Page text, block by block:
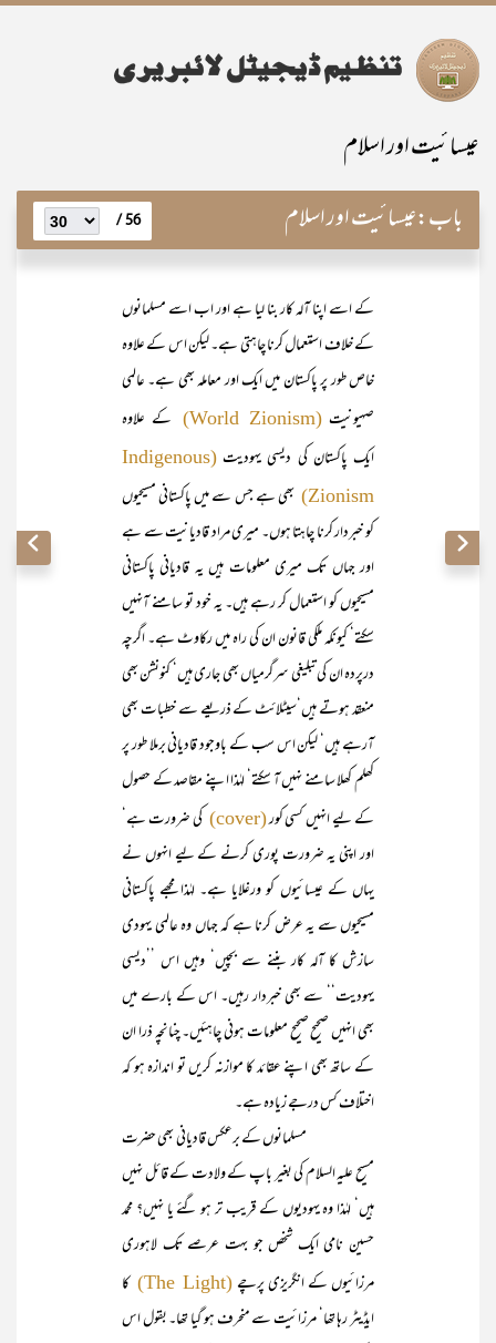
عیسائیت اور اسلام
باب:عیسائیت اور اسلام 56 /
کے اسے اپنا آلہ کار بنا لیا ہے اور اب اسے مسلمانوں
کے خلاف استعمال کرنا چاہتی ہے۔ لیکن اس کے علاوہ
خاص طور پر پاکستان میں ایک اور معاملہ بھی ہے۔ عالمی
صہیونیت (World Zionism)
کے علاوہ
ایک پاکستان کی دیسی یہودیت (Indigenous
Zionism)
بھی ہے جس سے میں پاکستانی مسیحیوں
کو خبردار کرنا چاہتا ہوں۔ میری مراد قادیانیت سے ہے
اور جہاں تک میری معلومات ہیں یہ قادیانی پاکستانی
مسیحیوں کو استعمال کر رہے ہیں۔ یہ خود تو سامنے آنہیں
سکتے‘ کیونکہ ملکی قانون ان کی راہ میں رکاوٹ ہے۔ اگرچہ
درپردہ ان کی تبلیغی سرگرمیاں بھی جاری ہیں‘ کنونشن بھی
منعقد ہوتے ہیں‘سیٹلائٹ کے ذریعے سے خطبات بھی
آرہے ہیں‘ لیکن اس سب کے باوجود قادیانی برملا طور پر
کھلم کھلا سامنے نہیں آ سکتے‘ لہٰذا اپنے مقاصد کے حصول
کے لیے انہیں کسی کور(cover)
کی ضرورت ہے‘
اور اپنی یہ ضرورت پوری کرنے کے لیے انہوں نے
یہاں کے عیسائیوں کو ورغلایا ہے۔ لہٰذا مجھے پاکستانی
مسیحیوں سے یہ عرض کرنا ہے کہ جہاں وہ عالمی یہودی
سازش کا آلہ کار بننے سے بچیں‘ وہیں اس ’’دیسی
یہودیت‘‘ سے بھی خبردار رہیں۔ اس کے بارے میں
بھی انہیں صحیح صحیح معلومات ہونی چاہئیں۔ چنانچہ ذرا ان
کے ساتھ بھی اپنے عقائد کا موازنہ کریں تو اندازہ ہو کہ
اختلاف کس درجے زیادہ ہے۔
مسلمانوں کے برعکس قادیانی بھی حضرت
مسیح علیہ السلام کی بغیر باپ کے ولادت کے قائل نہیں
ہیں‘ لہٰذا وہ یہودیوں کے قریب تر ہو گئے یا نہیں؟ محمد
حسین نامی ایک شخص جو بہت عرصے تک لاہوری
مرزائیوں کے انگریزی پرچے (The Light)
کا
ایڈیٹر رہا تھا‘ مرزائیت سے منحرف ہو گیا تھا۔ بقول اس